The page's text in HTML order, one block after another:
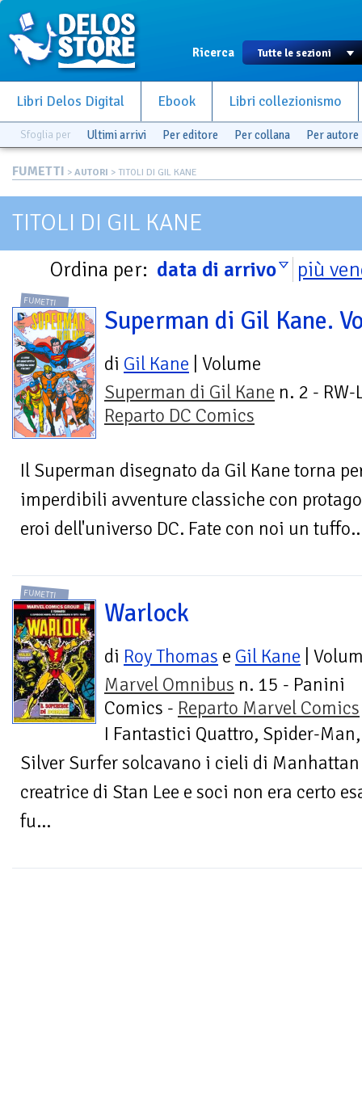
Ricerca
Libri Delos Digital Ebook Libri collezionismo
Sfoglia per Ultimi arrivi Per editore Per collana Per autore
FUMETTI > AUTORI > TITOLI DI GIL KANE
TITOLI DI GIL KANE
Ordina per: data di arrivo più
FUMETTI
Superman di Gil Kane.
di Gil Kane | Volume
Superman di Gil Kane n. 2 -
Reparto DC Comics
Il Superman disegnato da Gil Kane torna
imperdibili avventure classiche con
eroi dell'universo DC. Fate con noi un
FUMETTI
Warlock
di Roy Thomas e Gil Kane |
Marvel Omnibus n. 15 - Panini
Comics - Reparto Marvel Comics
I Fantastici Quattro, Spider-
Silver Surfer solcavano i cieli di
creatrice di Stan Lee e soci non era certo
fu...